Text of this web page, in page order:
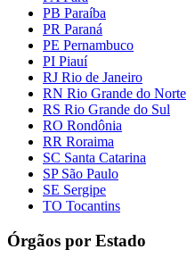
PB Paraíba
PR Paraná
PE Pernambuco
PI Piauí
RJ Rio de Janeiro
RN Rio Grande do Norte
RS Rio Grande do Sul
RO Rondônia
RR Roraima
SC Santa Catarina
SP São Paulo
SE Sergipe
TO Tocantins
Órgãos por Estado